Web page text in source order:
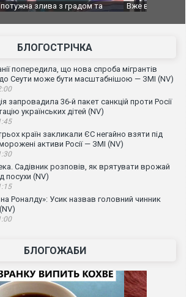
на тести: Ferrari готує оновлення
Вийшов
фільму
БЛОГОСТРІЧКА
попередила, що нова спроба мігрантів
Сеути може бути масштабнішою — ЗМІ (NV)
запровадила 36-й пакет санкцій проти Росії
українських дітей (NV)
країн закликали ЄС негайно взяти під
активи Росії — ЗМІ (NV)
Садівник розповів, як врятувати врожай
посухи (NV)
Роналду»: Усик назвав головний чинник
БЛОГОЖАБИ